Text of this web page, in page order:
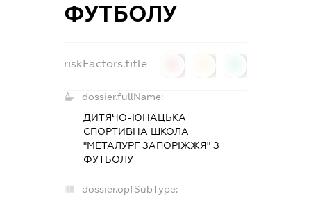
ФУТБОЛУ
riskFactors.title
dossier.fullName:
ДИТЯЧО-ЮНАЦЬКА
СПОРТИВНА ШКОЛА
"МЕТАЛУРГ ЗАПОРІЖЖЯ" З
ФУТБОЛУ
dossier.opfSubType: